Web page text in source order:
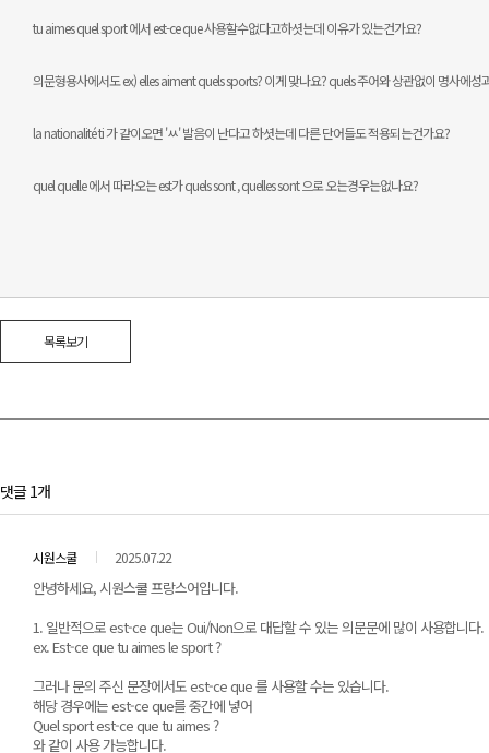
tu aimes quel sport 에서 est-ce que 사용할수없다고하셧는데 이유가 있는건가요?
의문형용사에서도 ex) elles aiment quels sports? 이게 맞나요? quels 주어와 상관없이 명사에성
la nationalité ti 가 같이오면 'ㅆ' 발음이 난다고 하셧는데 다른 단어들도 적용되는건가요?
quel quelle 에서 따라오는 est가 quels sont , quelles sont 으로 오는경우는없나요?
목록보기
댓글 1개
시원스쿨 2025.07.22
안녕하세요, 시원스쿨 프랑스어입니다.
1. 일반적으로 est-ce que는 Oui/Non으로 대답할 수 있는 의문문에 많이 사용합니다.
ex. Est-ce que tu aimes le sport ?
그러나 문의 주신 문장에서도 est-ce que 를 사용할 수는 있습니다.
해당 경우에는 est-ce que를 중간에 넣어
Quel sport est-ce que tu aimes ?
와 같이 사용 가능합니다.